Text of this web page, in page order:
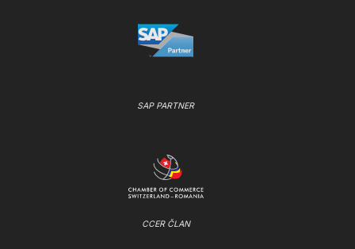
SAP PARTNER
CCER ČLAN